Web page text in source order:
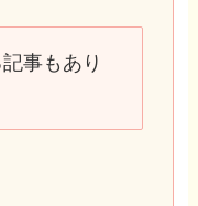
事もあり